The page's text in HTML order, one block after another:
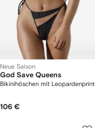
Neue Saison
God Save Queens
Bikinihöschen mit Leopardenprint
106 €